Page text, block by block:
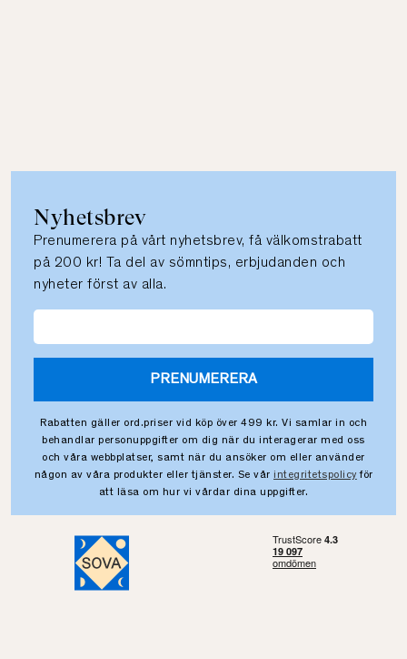
Nyhetsbrev
Prenumerera på vårt nyhetsbrev, få välkomstrabatt
på 200 kr! Ta del av sömntips, erbjudanden och
nyheter först av alla.
PRENUMERERA
Rabatten gäller ord.priser vid köp över 499 kr. Vi samlar in och
behandlar personuppgifter om dig när du interagerar med oss
och våra webbplatser, samt när du ansöker om eller använder
någon av våra produkter eller tjänster. Se vår integritetspolicy för
att läsa om hur vi vårdar dina uppgifter.